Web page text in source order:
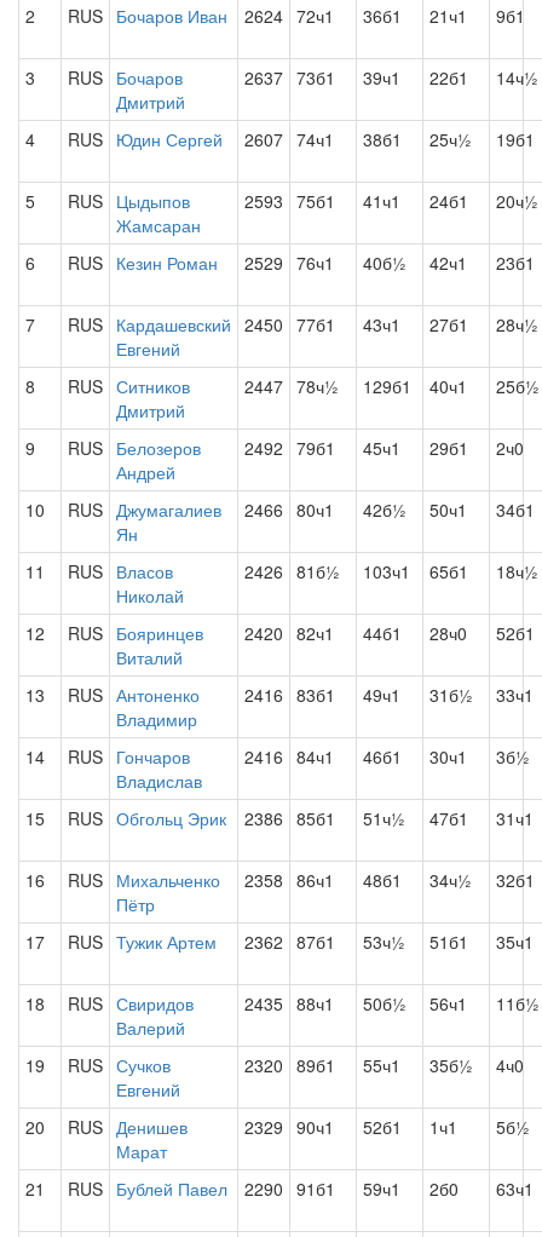
2 RUS Бочаров Иван 2624 72ч1 36б1 21ч1 9б1
3 RUS Бочаров
Дмитрий
2637 73б1 39ч1 22б1 14ч½
4 RUS Юдин Сергей 2607 74ч1 38б1 25ч½ 19б1
5 RUS Цыдыпов
Жамсаран
2593 75б1 41ч1 24б1 20ч½
6 RUS Кезин Роман 2529 76ч1 40б½ 42ч1 23б1
7 RUS Кардашевский
Евгений
2450 77б1 43ч1 27б1 28ч½
8 RUS Ситников
Дмитрий
2447 78ч½ 129б1 40ч1 25б½
9 RUS Белозеров
Андрей
2492 79б1 45ч1 29б1 2ч0
10 RUS Джумагалиев
Ян
2466 80ч1 42б½ 50ч1 34б1
11 RUS Власов
Николай
2426 81б½ 103ч1 65б1 18ч½
12 RUS Бояринцев
Виталий
2420 82ч1 44б1 28ч0 52б1
13 RUS Антоненко
Владимир
2416 83б1 49ч1 31б½ 33ч1
14 RUS Гончаров
Владислав
2416 84ч1 46б1 30ч1 3б½
15 RUS Обгольц Эрик 2386 85б1 51ч½ 47б1 31ч1
16 RUS Михальченко
Пётр
2358 86ч1 48б1 34ч½ 32б1
17 RUS Тужик Артем 2362 87б1 53ч½ 51б1 35ч1
18 RUS Свиридов
Валерий
2435 88ч1 50б½ 56ч1 11б½
19 RUS Сучков
Евгений
2320 89б1 55ч1 35б½ 4ч0
20 RUS Денишев
Марат
2329 90ч1 52б1 1ч1 5б½
21 RUS Бублей Павел 2290 91б1 59ч1 2б0 63ч1